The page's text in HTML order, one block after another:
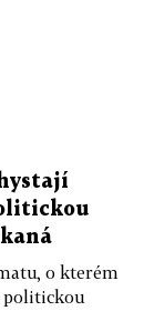
o kterém
politickou